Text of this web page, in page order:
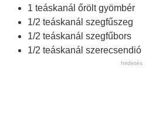
1 teáskanál őrölt gyömbér
1/2 teáskanál szegfűszeg
1/2 teáskanál szegfűbors
1/2 teáskanál szerecsendió
hirdetés